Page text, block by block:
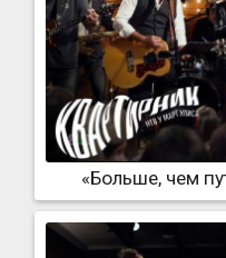
«Больше, чем